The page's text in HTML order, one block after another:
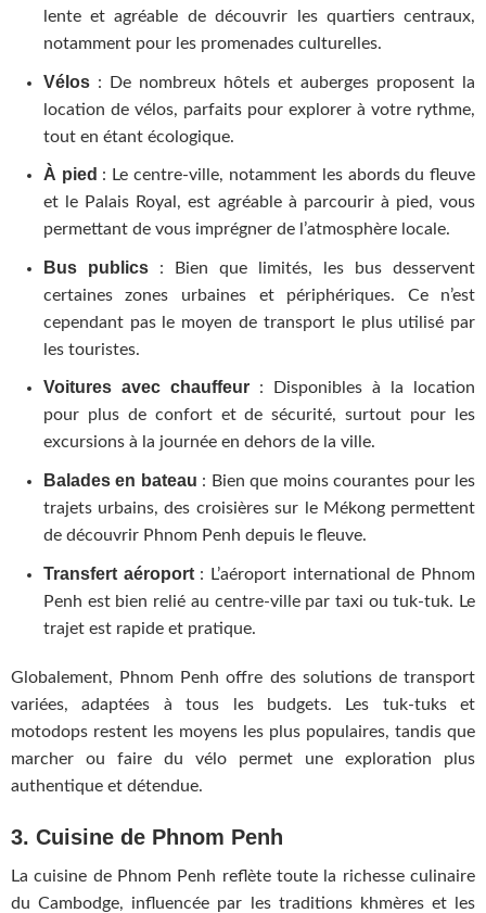
lente et agréable de découvrir les quartiers centraux,
notamment pour les promenades culturelles.
Vélos: De nombreux hôtels et auberges proposent la
location de vélos, parfaits pour explorer à votre rythme,
tout en étant écologique.
À pied : Le centre-ville, notamment les abords du fleuve
et le Palais Royal, est agréable à parcourir à pied, vous
permettant de vous imprégner de l’atmosphère locale.
Bus publics: Bien que limités, les bus desservent
certaines zones urbaines et périphériques. Ce n’est
cependant pas le moyen de transport le plus utilisé par
les touristes.
Voitures avec chauffeur: Disponibles à la location
pour plus de confort et de sécurité, surtout pour les
excursions à la journée en dehors de la ville.
Balades en bateau : Bien que moins courantes pour les
trajets urbains, des croisières sur le Mékong permettent
de découvrir Phnom Penh depuis le fleuve.
Transfert aéroport: L’aéroport international de Phnom
Penh est bien relié au centre-ville par taxi ou tuk-tuk. Le
trajet est rapide et pratique.
Globalement, Phnom Penh offre des solutions de transport
variées, adaptées à tous les budgets. Les tuk-tuks et
motodops restent les moyens les plus populaires, tandis que
marcher ou faire du vélo permet une exploration plus
authentique et détendue.
3. Cuisine de Phnom Penh
La cuisine de Phnom Penh reflète toute la richesse culinaire
du Cambodge, influencée par les traditions khmères et les